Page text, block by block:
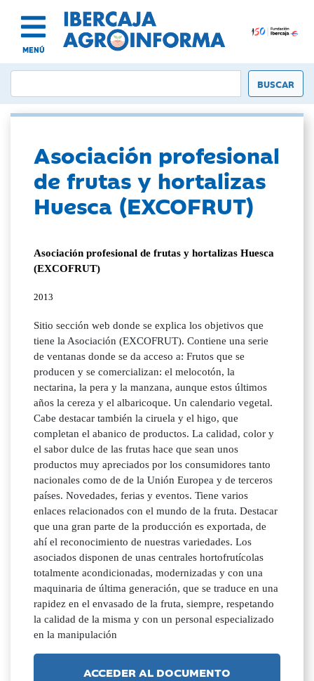
MENÚ
Asociación profesional
de frutas y hortalizas
Huesca (EXCOFRUT)
Asociación profesional de frutas y hortalizas Huesca
(EXCOFRUT)
2013
Sitio sección web donde se explica los objetivos que
tiene la Asociación (EXCOFRUT). Contiene una serie
de ventanas donde se da acceso a: Frutos que se
producen y se comercializan: el melocotón, la
nectarina, la pera y la manzana, aunque estos últimos
años la cereza y el albaricoque. Un calendario vegetal.
Cabe destacar también la ciruela y el higo, que
completan el abanico de productos. La calidad, color y
el sabor dulce de las frutas hace que sean unos
productos muy apreciados por los consumidores tanto
nacionales como de de la Unión Europea y de terceros
países. Novedades, ferias y eventos. Tiene varios
enlaces relacionados con el mundo de la fruta. Destacar
que una gran parte de la producción es exportada, de
ahí el reconocimiento de nuestras variedades. Los
asociados disponen de unas centrales hortofrutícolas
totalmente acondicionadas, modernizadas y con una
maquinaria de última generación, que se traduce en una
rapidez en el envasado de la fruta, siempre, respetando
la calidad de la misma y con un personal especializado
en la manipulación
ACCEDER AL DOCUMENTO